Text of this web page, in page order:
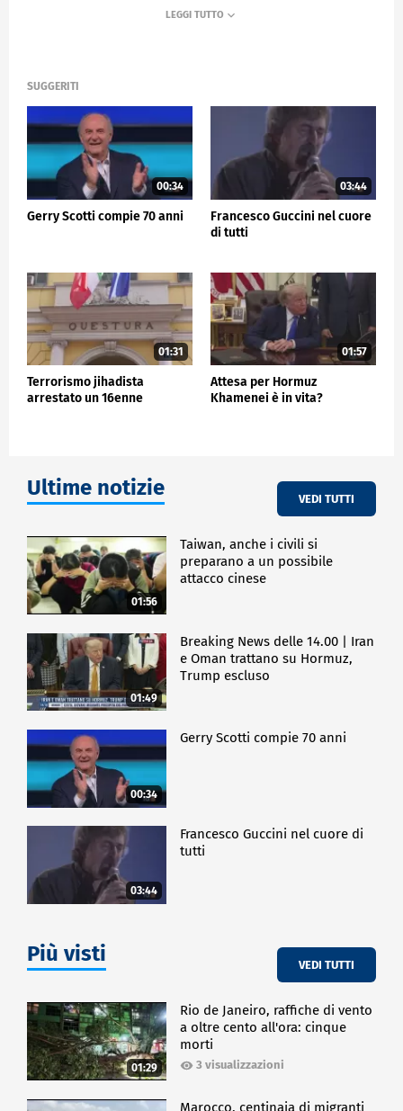
SUGGERITI
00:34
Gerry Scotti compie 70 anni
03:44
Francesco Guccini nel cuore
di tutti
01:31
Terrorismo jihadista
arrestato un 16enne
01:57
Attesa per Hormuz
Khamenei è in vita?
Ultime notizie VEDI TUTTI
01:56
Taiwan, anche i civili si
preparano a un possibile
attacco cinese
01:49
Breaking News delle 14.00 | Iran
e Oman trattano su Hormuz,
Trump escluso
00:34
Gerry Scotti compie 70 anni
03:44
Francesco Guccini nel cuore di
tutti
Più visti VEDI TUTTI
01:29
Rio de Janeiro, raffiche di vento
a oltre cento all'ora: cinque
morti
3 visualizzazioni
Marocco, centinaia di migranti